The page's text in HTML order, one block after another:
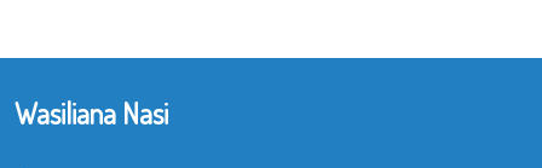
Wasiliana Nasi